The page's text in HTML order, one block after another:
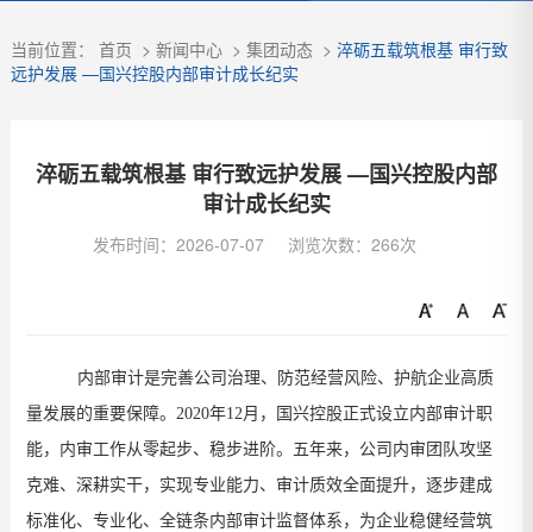
当前位置： 首页 > 新闻中心> 集团动态> 淬砺五载筑根基 审行致
远护发展 —国兴控股内部审计成长纪实
淬砺五载筑根基 审行致远护发展 —国兴控股内部
审计成长纪实
发布时间：2026-07-07 浏览次数：266次
内部审计是完善公司治理、防范经营风险、护航企业高质
量发展的重要保障。 2020年12月，国兴控股正式设立内部审计职
能，内审工作从零起步、 稳步进阶。五年来， 公司 内审 团队攻坚
克难、深耕实干，实现专业能力、审计质效全面提升，逐步建成
标准化、专业化、全链条内部审计监督体系，为企业稳健经营筑